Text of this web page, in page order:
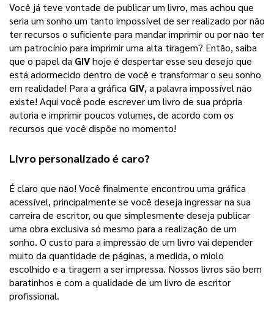
Você já teve vontade de publicar um livro, mas achou que
seria um sonho um tanto impossível de ser realizado por não
ter recursos o suficiente para mandar imprimir ou por não ter
um patrocínio para imprimir uma alta tiragem? Então, saiba
que o papel da GIVhoje é despertar esse seu desejo que
está adormecido dentro de você e transformar o seu sonho
em realidade! Para a gráfica GIV, a palavra impossível não
existe! Aqui você pode escrever um livro de sua própria
autoria e imprimir poucos volumes, de acordo com os
recursos que você dispõe no momento!
Livro personalizado é caro?
É claro que não! Você finalmente encontrou uma gráfica
acessível, principalmente se você deseja ingressar na sua
carreira de escritor, ou que simplesmente deseja publicar
uma obra exclusiva só mesmo para a realização de um
sonho. O custo para a impressão de um livro vai depender
muito da quantidade de páginas, a medida, o miolo
escolhido e a tiragem a ser impressa. Nossos livros são bem
baratinhos e com a qualidade de um livro de escritor
profissional.